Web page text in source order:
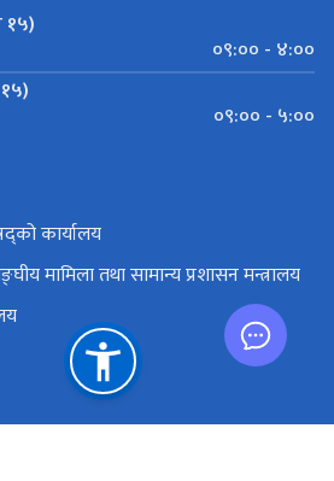
१५)
०९:०० - ४:००
०९:०० - ५:००
कार्यालय
मामिला तथा सामान्य प्रशासन मन्त्रालय